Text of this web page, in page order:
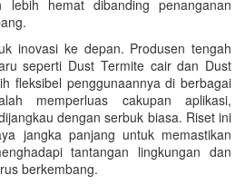
hemat dibanding penanganan
inovasi ke depan. Produsen tengah
seperti Dust Termite cair dan Dust
fleksibel penggunaannya di berbagai
memperluas cakupan aplikasi,
dengan serbuk biasa. Riset ini
jangka panjang untuk memastikan
tantangan lingkungan dan
berkembang.